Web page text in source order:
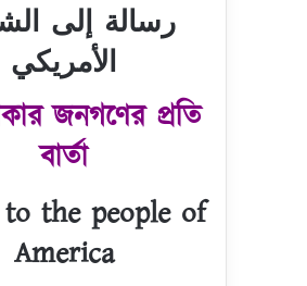
رسالة إلى
الأمريكي
জনগণের প্রতি
বার্তা
the people of
America